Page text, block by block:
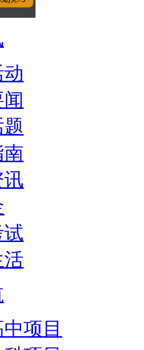
活
项目